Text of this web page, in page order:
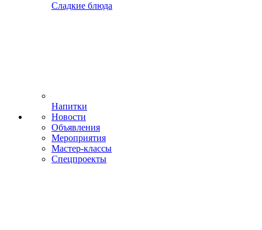
Сладкие блюда
Напитки
Новости
Объявления
Мероприятия
Мастер-классы
Спецпроекты